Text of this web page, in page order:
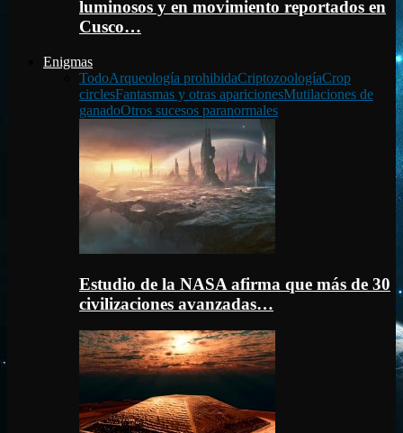
luminosos y en movimiento reportados en
Cusco…
Enigmas
TodoArqueología prohibidaCriptozoologíaCrop
circlesFantasmas y otras aparicionesMutilaciones de
ganadoOtros sucesos paranormales
Estudio de la NASA afirma que más de 30
civilizaciones avanzadas…